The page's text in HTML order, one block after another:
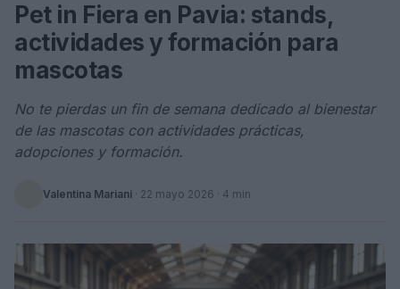
Pet in Fiera en Pavia: stands,
actividades y formación para
mascotas
No te pierdas un fin de semana dedicado al bienestar
de las mascotas con actividades prácticas,
adopciones y formación.
Valentina Mariani · 22 mayo 2026 · 4 min